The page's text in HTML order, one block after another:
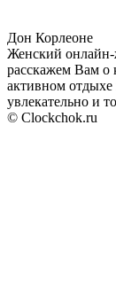
Дон Корлеоне
Женский
расскажем Вам о
активном отдыхе
увлекательно и
© Clockchok.ru